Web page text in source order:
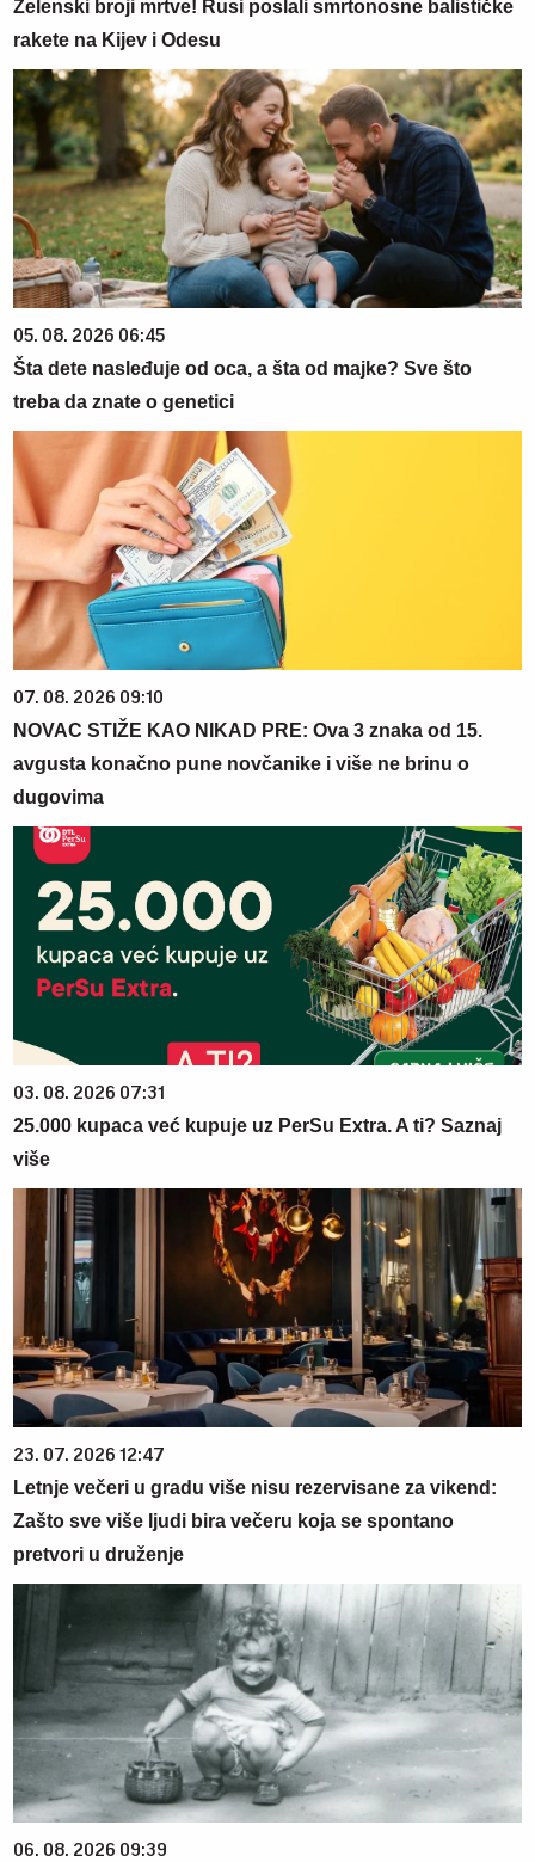
Zelenski broji mrtve! Rusi poslali smrtonosne balističke
rakete na Kijev i Odesu
05. 08. 2026 06:45
Šta dete nasleđuje od oca, a šta od majke? Sve što
treba da znate o genetici
07. 08. 2026 09:10
NOVAC STIŽE KAO NIKAD PRE: Ova 3 znaka od 15.
avgusta konačno pune novčanike i više ne brinu o
dugovima
03. 08. 2026 07:31
25.000 kupaca već kupuje uz PerSu Extra. A ti? Saznaj
više
23. 07. 2026 12:47
Letnje večeri u gradu više nisu rezervisane za vikend:
Zašto sve više ljudi bira večeru koja se spontano
pretvori u druženje
06. 08. 2026 09:39